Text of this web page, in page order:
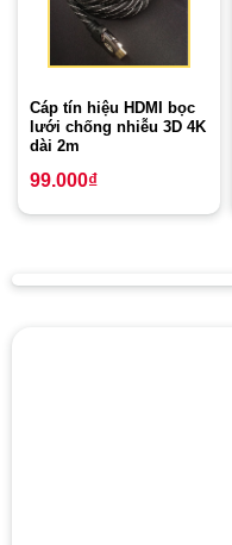
Cáp tín hiệu HDMI bọc
lưới chống nhiễu 3D 4K
dài 2m
99.000₫